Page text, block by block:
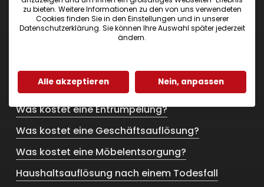
Wohnungsauflösung bei Umzug ins Pflegeheim
Was kostet eine Entrümpelung?
Was kostet eine Geschäftsauflösung?
Was kostet eine Möbelentsorgung?
Haushaltsauflösung nach einem Todesfall
zu bieten. Weitere Informationen zu den von uns verwendeten
Cookies finden Sie in den Einstellungen und in unserer
Datenschutzerklärung. Sie können Ihre Auswahl später jederzeit
ändern.
Alle akzeptieren Nein, anpassen